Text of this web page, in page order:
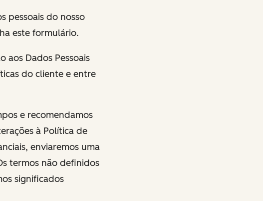
pessoais do nosso
este formulário.
aos Dados Pessoais
do cliente e entre
e recomendamos
à Política de
enviaremos uma
termos não definidos
significados